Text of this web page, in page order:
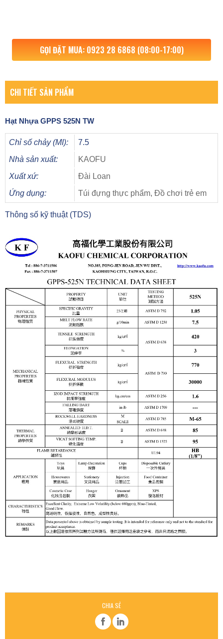
GỌI ĐẶT MUA: 0923 28 6868 (08:00-17:00)
CHI TIẾT SẢN PHẨM
Hạt NhựaGPPS 525N TW
Chỉ số chảy (MI):
7.5
Nhà sản xuất:
KAOFU
Xuất xứ:
Đài Loan
Ứng dụng:
Túi đựng thực phẩm, Đồ chơi trẻ em
Thông số kỹ thuật (TDS)
CHIA SẺ